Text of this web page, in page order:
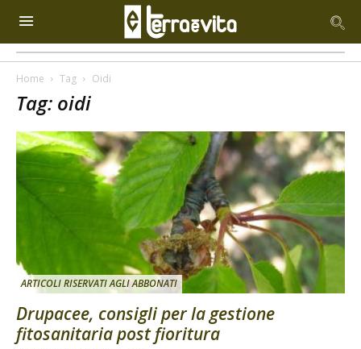
Home Tag Oidi
Tag: oidi
ARTICOLI RISERVATI AGLI ABBONATI
Drupacee, consigli per la gestione
fitosanitaria post fioritura